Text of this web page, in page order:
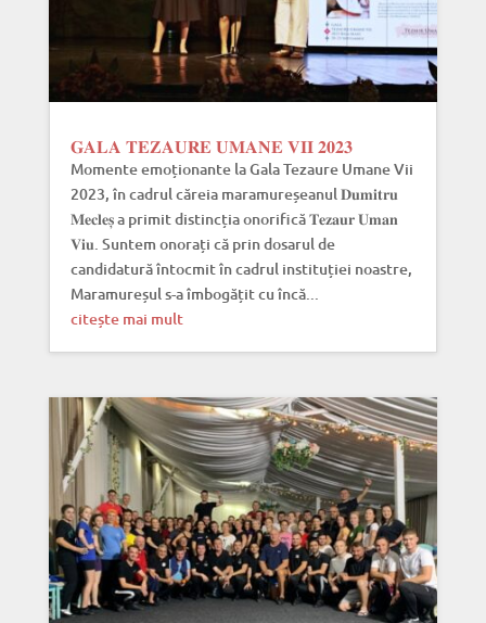
𝐆𝐀𝐋𝐀 𝐓𝐄𝐙𝐀𝐔𝐑𝐄 𝐔𝐌𝐀𝐍𝐄 𝐕𝐈𝐈 𝟐𝟎𝟐𝟑
Momente emoționante la Gala Tezaure Umane Vii
2023, în cadrul căreia maramureșeanul 𝐃𝐮𝐦𝐢𝐭𝐫𝐮
𝐌𝐞𝐜𝐥𝐞𝐬̦ a primit distincția onorifică 𝐓𝐞𝐳𝐚𝐮𝐫 𝐔𝐦𝐚𝐧
𝐕𝐢𝐮. Suntem onorați că prin dosarul de
candidatură întocmit în cadrul instituției noastre,
Maramureșul s-a îmbogățit cu încă...
citește mai mult